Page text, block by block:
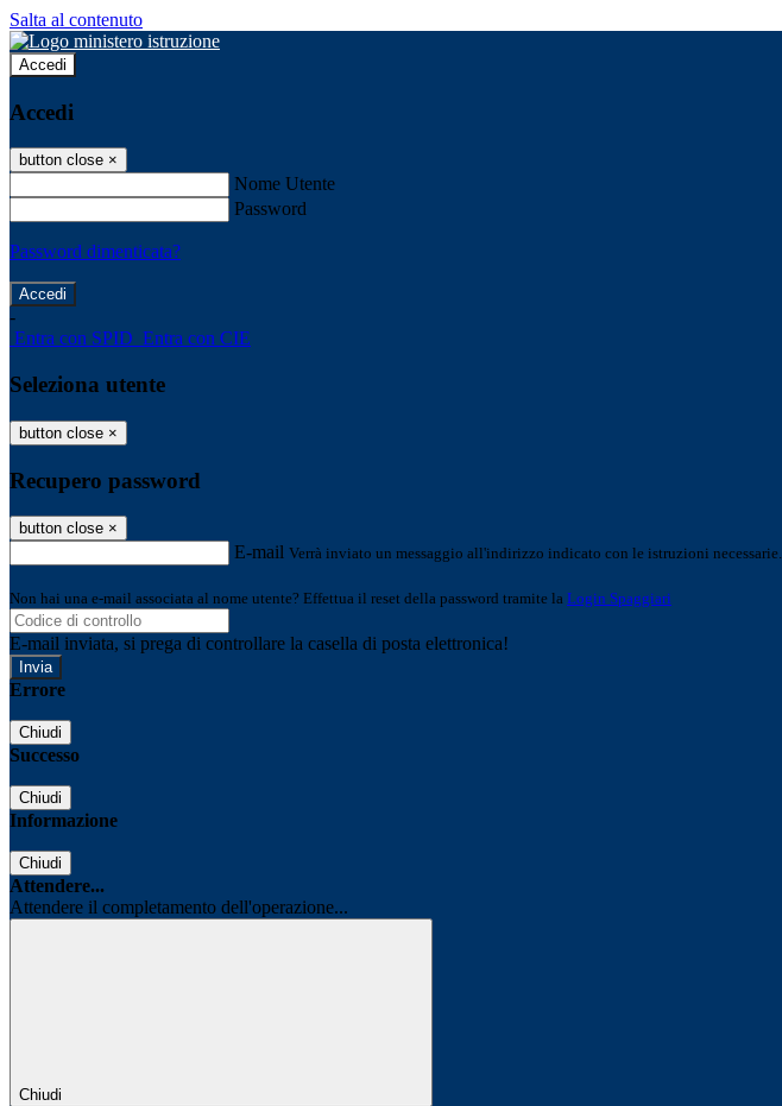
Salta al contenuto
Accedi
Accedi
button close ×
Nome Utente
Password
Password dimenticata?
-
Entra con SPID Entra con CIE
Seleziona utente
button close ×
Recupero password
button close ×
E-mail Verrà inviato un messaggio all'indirizzo indicato con le istruzioni necessarie.
Non hai una e-mail associata al nome utente? Effettua il reset della password tramite la Login Spaggiari
E-mail inviata, si prega di controllare la casella di posta elettronica!
Errore
Chiudi
Successo
Chiudi
Informazione
Chiudi
Attendere...
Attendere il completamento dell'operazione...
Chiudi